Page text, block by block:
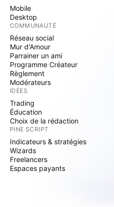
Mobile
Desktop
COMMUNAUTÉ
Réseau social
Mur d'Amour
Parrainer un ami
Programme Créateur
Règlement
Modérateurs
IDÉES
Trading
Éducation
Choix de la rédaction
PINE SCRIPT
Indicateurs & stratégies
Wizards
Freelancers
Espaces payants